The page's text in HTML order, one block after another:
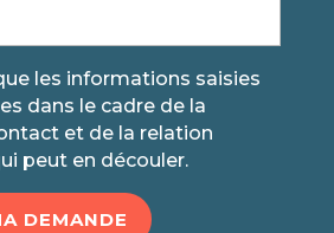
les informations saisies
dans le cadre de la
et de la relation
peut en découler.
DEMANDE